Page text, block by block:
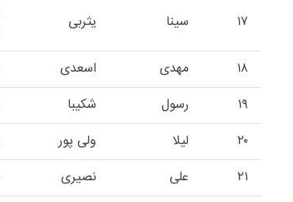
۱۷ سینا یثربی
۱۸ مهدی اسعدی
۱۹
رسول شکیبا
۲۰
لیلا ولی پور
۲۱
علی نصیری